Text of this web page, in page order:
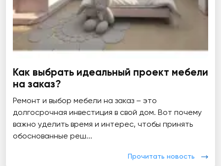
Как выбрать идеальный проект мебели
на заказ?
Ремонт и выбор мебели на заказ – это
долгосрочная инвестиция в свой дом. Вот почему
важно уделить время и интерес, чтобы принять
обоснованные реш...
Прочитать новость